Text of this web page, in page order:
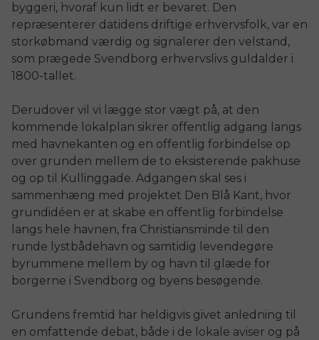
byggeri, hvoraf kun lidt er bevaret. Den
repræsenterer datidens driftige erhvervsfolk, var en
storkøbmand værdig og signalerer den velstand,
som prægede Svendborg erhvervslivs guldalder i
1800-tallet.
Derudover vil vi lægge stor vægt på, at den
kommende lokalplan sikrer offentlig adgang langs
med havnekanten og en offentlig forbindelse op
over grunden mellem de to eksisterende pakhuse
og op til Kullinggade. Adgangen skal ses i
sammenhæng med projektet Den Blå Kant, hvor
grundidéen er at skabe en offentlig forbindelse
langs hele havnen, fra Christiansminde til den
runde lystbådehavn og samtidig levendegøre
byrummene mellem by og havn til glæde for
borgerne i Svendborg og byens besøgende.
Grundens fremtid har heldigvis givet anledning til
en omfattende debat, både i de lokale aviser og på